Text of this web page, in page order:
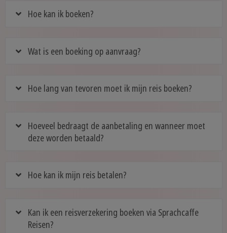
Hoe kan ik boeken?
Wat is een boeking op aanvraag?
Hoe lang van tevoren moet ik mijn reis boeken?
Hoeveel bedraagt de aanbetaling en wanneer moet
deze worden betaald?
Hoe kan ik mijn reis betalen?
Kan ik een reisverzekering boeken via Sprachcaffe
Reisen?